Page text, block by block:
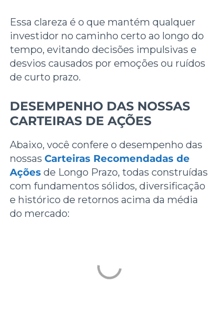
Essa clareza é o que mantém qualquer
investidor no caminho certo ao longo do
tempo, evitando decisões impulsivas e
desvios causados por emoções ou ruídos
de curto prazo.
DESEMPENHO DAS NOSSAS
CARTEIRAS DE AÇÕES
Abaixo, você confere o desempenho das
nossas Carteiras Recomendadas de
Ações de Longo Prazo, todas construídas
com fundamentos sólidos, diversificação
e histórico de retornos acima da média
do mercado: